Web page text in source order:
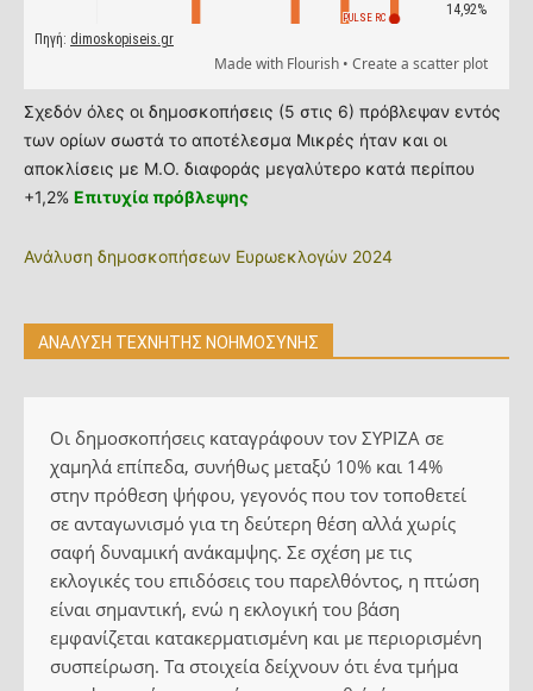
Σχεδόν όλες οι δημοσκοπήσεις (5 στις 6) πρόβλεψαν εντός
των ορίων σωστά το αποτέλεσμα Μικρές ήταν και οι
αποκλίσεις με Μ.Ο. διαφοράς μεγαλύτερο κατά περίπου
+1,2% Επιτυχία πρόβλεψης
Ανάλυση δημοσκοπήσεων Ευρωεκλογών 2024
ΑΝΑΛΥΣΗ ΤΕΧΝΗΤΗΣ ΝΟΗΜΟΣΥΝΗΣ
Οι δημοσκοπήσεις καταγράφουν τον ΣΥΡΙΖΑ σε
χαμηλά επίπεδα, συνήθως μεταξύ 10% και 14%
στην πρόθεση ψήφου, γεγονός που τον τοποθετεί
σε ανταγωνισμό για τη δεύτερη θέση αλλά χωρίς
σαφή δυναμική ανάκαμψης. Σε σχέση με τις
εκλογικές του επιδόσεις του παρελθόντος, η πτώση
είναι σημαντική, ενώ η εκλογική του βάση
εμφανίζεται κατακερματισμένη και με περιορισμένη
συσπείρωση. Τα στοιχεία δείχνουν ότι ένα τμήμα